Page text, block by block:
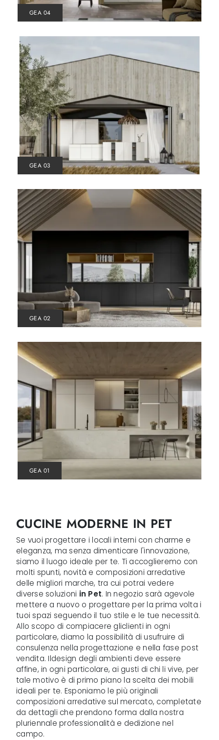
GEA 04
GEA 03
GEA 02
GEA 01
CUCINE MODERNE IN PET
Se vuoi progettare i locali interni con charme e
eleganza, ma senza dimenticare l'innovazione,
siamo il luogo ideale per te. Ti accoglieremo con
molti spunti, novità e composizioni arredative
delle migliori marche, tra cui potrai vedere
diverse soluzioni in Pet. In negozio sarà agevole
mettere a nuovo o progettare per la prima volta i
tuoi spazi seguendo il tuo stile e le tue necessità.
Allo scopo di compiacere gliclienti in ogni
particolare, diamo la possibilità di usufruire di
consulenza nella progettazione e nella fase post
vendita. Ildesign degli ambienti deve essere
affine, in ogni particolare, ai gusti di chi li vive, per
tale motivo è di primo piano la scelta dei mobili
ideali per te. Esponiamo le più originali
composizioni arredative sul mercato, completate
da dettagli che prendono forma dalla nostra
pluriennale professionalità e dedizione nel
campo.